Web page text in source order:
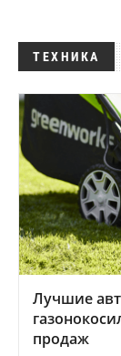
ТЕХНИКА
Лучшие
продаж